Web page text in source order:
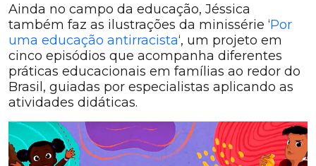
Ainda no campo da educação, Jéssica
também faz as ilustrações da minissérie ‘Por
uma educação antirracista‘, um projeto em
cinco episódios que acompanha diferentes
práticas educacionais em famílias ao redor do
Brasil, guiadas por especialistas aplicando as
atividades didáticas.